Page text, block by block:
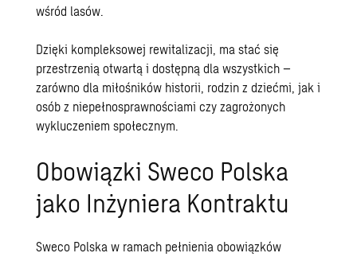
wśród lasów.
Dzięki kompleksowej rewitalizacji, ma stać się
przestrzenią otwartą i dostępną dla wszystkich –
zarówno dla miłośników historii, rodzin z dziećmi, jak i
osób z niepełnosprawnościami czy zagrożonych
wykluczeniem społecznym.
Obowiązki Sweco Polska
jako Inżyniera Kontraktu
Sweco Polska w ramach pełnienia obowiązków